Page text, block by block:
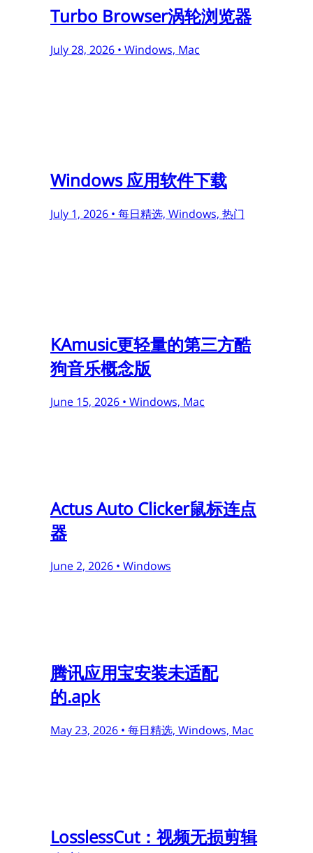
Turbo Browser涡轮浏览器
July 28, 2026 • Windows, Mac
Windows 应用软件下载
July 1, 2026 • 每日精选, Windows, 热门
KAmusic更轻量的第三方酷
狗音乐概念版
June 15, 2026 • Windows, Mac
Actus Auto Clicker鼠标连点
器
June 2, 2026 • Windows
腾讯应用宝安装未适配
的.apk
May 23, 2026 • 每日精选, Windows, Mac
LosslessCut：视频无损剪辑